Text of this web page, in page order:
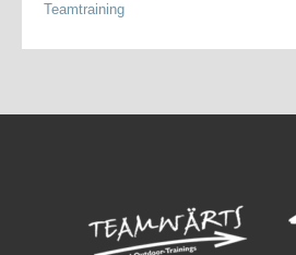
Teamtraining